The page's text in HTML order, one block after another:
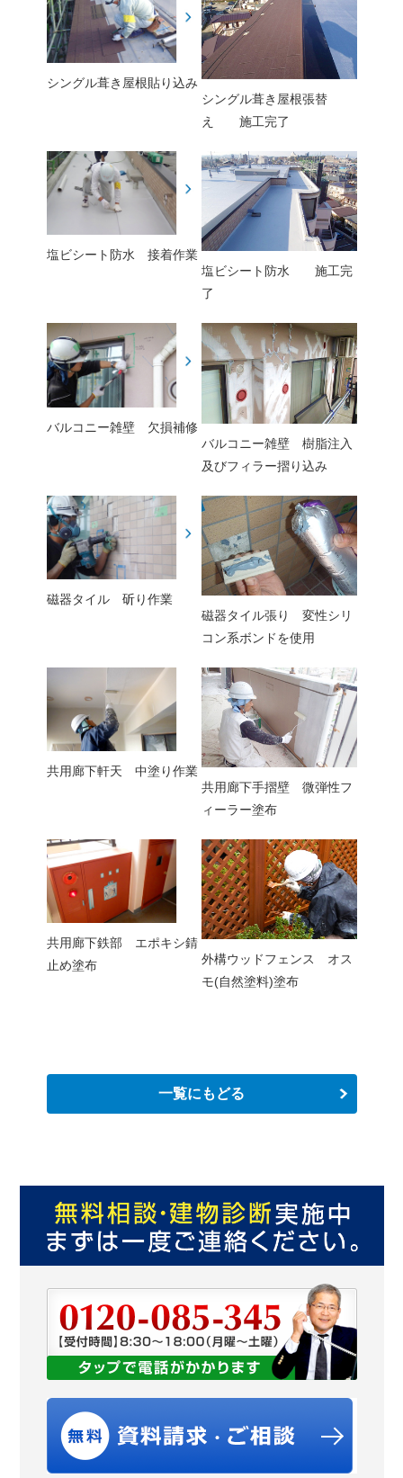
シングル葺き屋根貼り込み
シングル葺き屋根張替
え 施工完了
塩ビシート防水 接着作業
塩ビシート防水 施工完
了
バルコニー雑壁 欠損補修
バルコニー雑壁 樹脂注入
及びフィラー摺り込み
磁器タイル 斫り作業
磁器タイル張り 変性シリ
コン系ボンドを使用
共用廊下軒天 中塗り作業
共用廊下手摺壁 微弾性フ
ィーラー塗布
共用廊下鉄部 エポキシ錆
止め塗布
外構ウッドフェンス オス
モ(自然塗料)塗布
一覧にもどる